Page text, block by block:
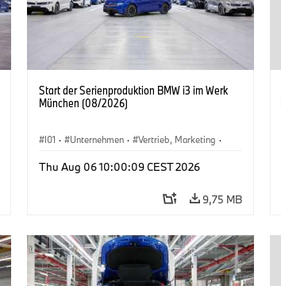
Start der Serienproduktion BMW i3 im Werk
München (08/2026)
I01 · Unternehmen · Vertrieb, Marketing ·
Thu Aug 06 10:00:09 CEST 2026
9,75 MB